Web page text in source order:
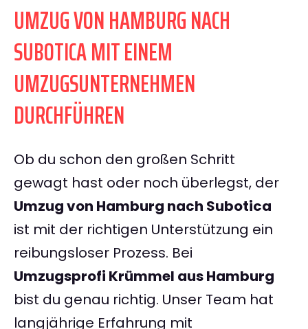
UMZUG VON HAMBURG NACH
SUBOTICA MIT EINEM
UMZUGSUNTERNEHMEN
DURCHFÜHREN
Ob du schon den großen Schritt
gewagt hast oder noch überlegst, der
Umzug von Hamburg nach Subotica
ist mit der richtigen Unterstützung ein
reibungsloser Prozess. Bei
Umzugsprofi Krümmel aus Hamburg
bist du genau richtig. Unser Team hat
langjährige Erfahrung mit